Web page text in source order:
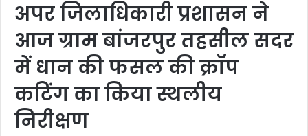
अपर जिलाधिकारी प्रशासन ने
आज ग्राम बांजरपुर तहसील सदर
में धान की फसल की क्रॉप
कटिंग का किया स्थलीय
निरीक्षण